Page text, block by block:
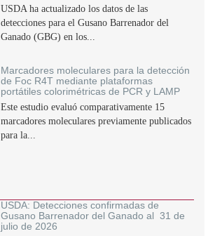
USDA ha actualizado los datos de las
detecciones para el Gusano Barrenador del
Ganado (GBG) en los...
Marcadores moleculares para la detección
de Foc R4T mediante plataformas
portátiles colorimétricas de PCR y LAMP
Este estudio evaluó comparativamente 15
marcadores moleculares previamente publicados
para la...
USDA: Detecciones confirmadas de
Gusano Barrenador del Ganado al 31 de
julio de 2026